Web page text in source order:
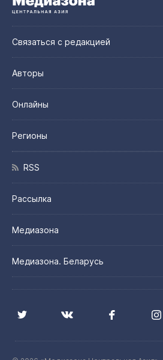
Связаться с редакцией
Авторы
Онлайны
Регионы
RSS
Рассылка
Медиазона
Медиазона. Беларусь